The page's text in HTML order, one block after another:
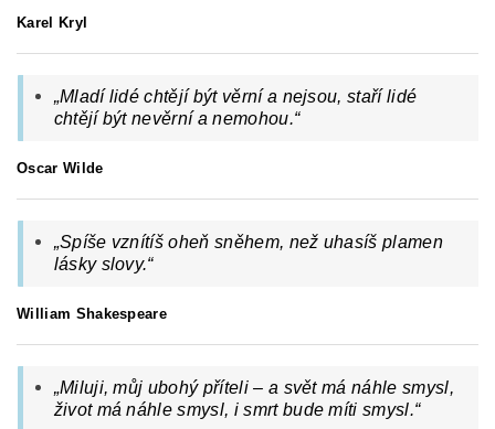
Karel Kryl
„Mladí lidé chtějí být věrní a nejsou, staří lidé
chtějí být nevěrní a nemohou.“
Oscar Wilde
„Spíše vznítíš oheň sněhem, než uhasíš plamen
lásky slovy.“
William Shakespeare
„Miluji, můj ubohý příteli – a svět má náhle smysl,
život má náhle smysl, i smrt bude míti smysl.“